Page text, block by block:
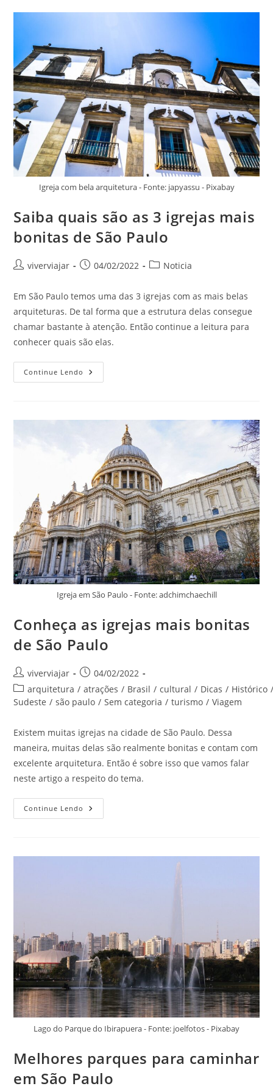
São
Precisa
Conhecer!
Igreja com bela arquitetura - Fonte: japyassu - Pixabay
Saiba quais são as 3 igrejas mais
bonitas de São Paulo
Autor
post:
viverviajar
Post04/02/2022
Categoria
post:
Noticia
Em São Paulo temos uma das 3 igrejas com as mais belas
arquiteturas. De tal forma que a estrutura delas consegue
chamar bastante à atenção. Então continue a leitura para
conhecer quais são elas.
Continue Lendo Saiba
Quais
Mais
Paulo
Igreja em São Paulo - Fonte: adchimchaechill
Conheça as igrejas mais bonitas
de São Paulo
Autor
do
post:
viverviajar
Post
publicado:
04/02/2022
Categoria
do
arquitetura / atrações / Brasil / cultural / Dicas / Histórico
Sudeste / são paulo / Sem categoria / turismo / Viagem
Existem muitas igrejas na cidade de São Paulo. Dessa
maneira, muitas delas são realmente bonitas e contam com
excelente arquitetura. Então é sobre isso que vamos falar
neste artigo a respeito do tema.
Continue Lendo Conheça
As
São
Lago do Parque do Ibirapuera - Fonte: joelfotos - Pixabay
Melhores parques para caminhar
em São Paulo